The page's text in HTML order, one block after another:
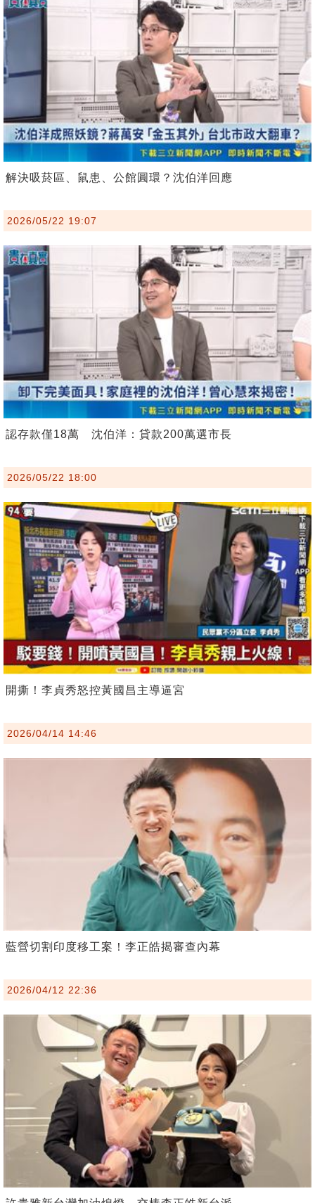
解決吸菸區、鼠患、公館圓環？沈伯洋回應
2026/05/22 19:07
認存款僅18萬 沈伯洋：貸款200萬選市長
2026/05/22 18:00
開撕！李貞秀怒控黃國昌主導逼宮
2026/04/14 14:46
藍營切割印度移工案！李正皓揭審查內幕
2026/04/12 22:36